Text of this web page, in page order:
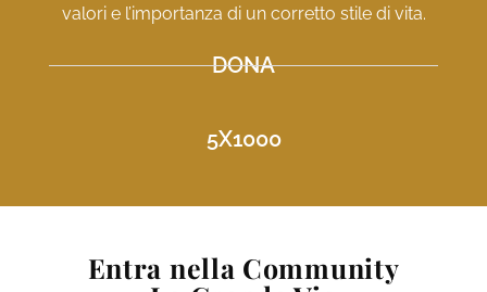
valori e l’importanza di un corretto stile di vita.
DONA
5X1000
Entra nella Community